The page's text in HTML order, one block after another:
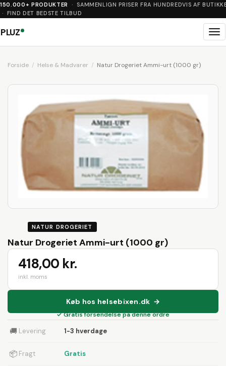
150.000+ PRODUKTER
· SAMMENLIGN PRISER FRA HUNDREDVIS AF
· FIND DET BEDSTE TILBUD
PLUZ
Forside Helse & Madvarer Natur Drogeriet Ammi-urt (1000 gr)
NATUR DROGERIET
Natur Drogeriet Ammi-urt (1000 gr)
418,00 kr.
inkl. moms
Køb hos helsebixen.dk →
✓ Gratis forsendelse på denne ordre
🚚 Levering 1-3 hverdage
📦 Fragt Gratis